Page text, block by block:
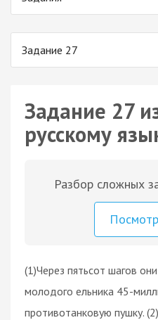
Задание 27
Задание 27
русскому
Разбор сложных
(1)Через пятьсот шагов
молодого ельника 45-
противотанковую пушку.